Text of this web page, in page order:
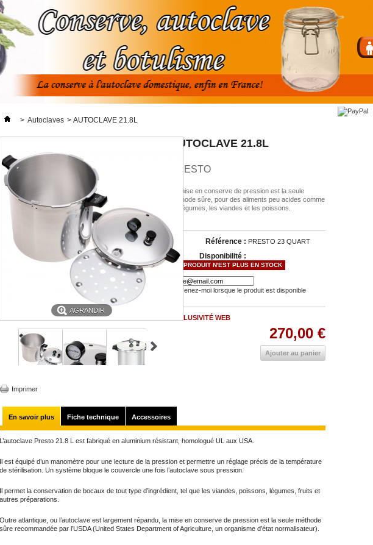
> Autoclaves > AUTOCLAVE 21.8L
AGRANDIR
Imprimer
AUTOCLAVE 21.8L
PRESTO
La mise en conserve de pression est la seule
méthode sûre, pour des aliments peu acides comme
les légumes, les viandes et les poissons.
Référence : PRESTO 23 QUART
Disponibilité :
CE PRODUIT N'EST PLUS EN STOCK
Prévenez-moi lorsque le produit est disponible
EXCLUSIVITÉ WEB
270,00 €
Ajouter au panier
En savoir plus Fiche technique Accessoires
L’autoclave Presto 21.8 L est fabriqué en aluminium résistant, homologué UL aux USA
Il est équipé d’un manomètre pour une lecture de la pression et permettre un réglage précis de la température
de stérilisation. Un système bloque le couvercle une fois l’autoclave sous pression.
Il permet la conservation de bocaux de tout type d’ingrédient, tel que les viandes, poissons, légumes, fruits et
autres préparations.
Outre atlantique, ou l’autoclave est largement répandu, la mise en conserve de pression est la seule méthode
sûre recommandée par l’USDA (United States Department of Agriculture, un organisme d’état normalisateur).